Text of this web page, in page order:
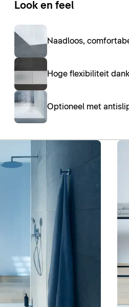
Look en feel
Naadloos,
Hoge flexibiliteit
Optioneel met